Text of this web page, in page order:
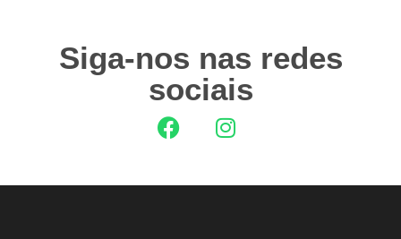
Siga-nos nas redes
sociais